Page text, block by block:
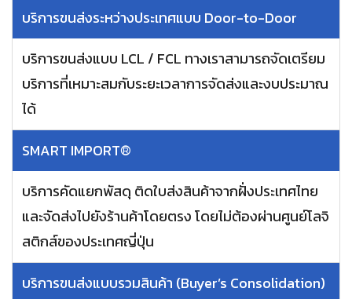
บริการขนส่งระหว่างประเทศแบบ Door-to-Door
บริการขนส่งแบบ LCL / FCL ทางเราสามารถจัดเตรียม
บริการที่เหมาะสมกับระยะเวลาการจัดส่งและงบประมาณ
ได้
SMART IMPORT®︎
บริการคัดแยกพัสดุ ติดใบส่งสินค้าจากฝั่งประเทศไทย
และจัดส่งไปยังร้านค้าโดยตรง โดยไม่ต้องผ่านศูนย์โลจิ
สติกส์ของประเทศญี่ปุ่น
บริการขนส่งแบบรวมสินค้า (Buyer’s Consolidation)